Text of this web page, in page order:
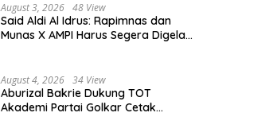
August 3, 2026 48 View
Said Aldi Al Idrus: Rapimnas dan
Munas X AMPI Harus Segera Digelar
August 4, 2026 34 View
Aburizal Bakrie Dukung TOT
Akademi Partai Golkar Cetak